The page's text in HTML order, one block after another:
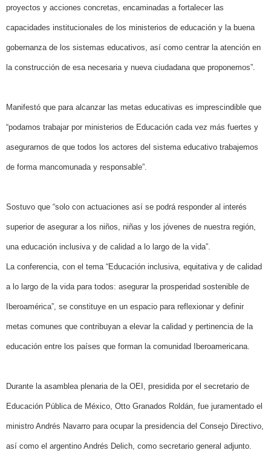
proyectos y acciones concretas, encaminadas a fortalecer las
capacidades institucionales de los ministerios de educación y la buena
gobernanza de los sistemas educativos, así como centrar la atención en
la construcción de esa necesaria y nueva ciudadana que proponemos”.
Manifestó que para alcanzar las metas educativas es imprescindible que
“podamos trabajar por ministerios de Educación cada vez más fuertes y
asegurarnos de que todos los actores del sistema educativo trabajemos
de forma mancomunada y responsable”.
Sostuvo que “solo con actuaciones así se podrá responder al interés
superior de asegurar a los niños, niñas y los jóvenes de nuestra región,
una educación inclusiva y de calidad a lo largo de la vida”.
La conferencia, con el tema “Educación inclusiva, equitativa y de calidad
a lo largo de la vida para todos: asegurar la prosperidad sostenible de
Iberoamérica”, se constituye en un espacio para reflexionar y definir
metas comunes que contribuyan a elevar la calidad y pertinencia de la
educación entre los países que forman la comunidad Iberoamericana.
Durante la asamblea plenaria de la OEI, presidida por el secretario de
Educación Pública de México, Otto Granados Roldán, fue juramentado el
ministro Andrés Navarro para ocupar la presidencia del Consejo Directivo,
así como el argentino Andrés Delich, como secretario general adjunto.